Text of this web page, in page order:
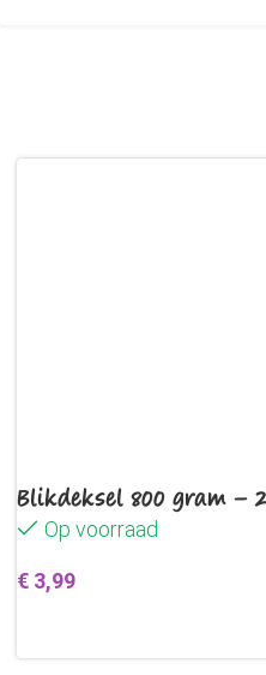
Blikdeksel 800 gram –
Op voorraad
€ 3,99